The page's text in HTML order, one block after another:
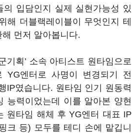
의 입담인지 실제 실현가능성 있
해 더블랙레이블이 무엇인지 테
먼저 알아봅니다.
기획’ 소속 아티스트 원타임으로
YG엔터로 사명이 변경되기 전
IP였습니다. 원타임 인기 원동력
능력이었는데 이를 알아본 양현
원타임 해체 후 YG엔터 대표 IP
크 등) 모두를 테디 손에 맡깁니